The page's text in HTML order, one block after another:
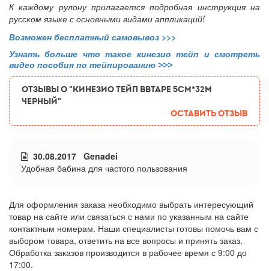
К каждому рулону прилагается подробная инструкция на
русском языке с основными видами аппликаций!
Возможен бесплатный самовывоз >>>
Узнать больше что такое кинезио тейп и смотреть
видео пособия по тейпированию >>>
ОТЗЫВЫ О "Кинезио тейп BBTape 5см*32м
черный"
Оставить отзыв
30.08.2017 Genadei
Удобная бабина для частого пользования
Для оформления заказа необходимо выбрать интересующий
товар на сайте или связаться с нами по указанным на сайте
контактным номерам. Наши специалисты готовы помочь вам с
выбором товара, ответить на все вопросы и принять заказ.
Обработка заказов производится в рабочее время с 9:00 до
17:00.